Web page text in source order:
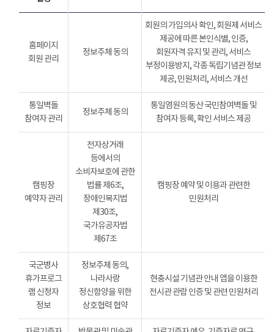
홈페이지
회원 관리
정보주체 동의
회원의 가입의사 확인, 회원제 서비스
제공에 따른 본인식별, 인증,
회원자격 유지 및 관리, 서비스
부정이용방지, 각종 독립기념관 정보
제공, 민원처리, 서비스 개선
통일벽돌
참여자 관리
정보주체 동의
통일염원의 동산 국민참여벽돌 및
참여자 등록, 확인 서비스 제공
캠핑장
예약자 관리
전자상거래
등에서의
소비자보호에 관한
법률 제6조,
장애인복지법
제30조,
국가유공자법
제67조
캠핑장 예약 및 이용과 관련한
민원처리
국군병사
휴가프로그
램 신청자
정보
정보주체 동의,
나라사랑
정신함양을 위한
상호협력 협약
현충시설 기념관 안내 앱을 이용한
전시관 관람 인증 및 관련 민원처리